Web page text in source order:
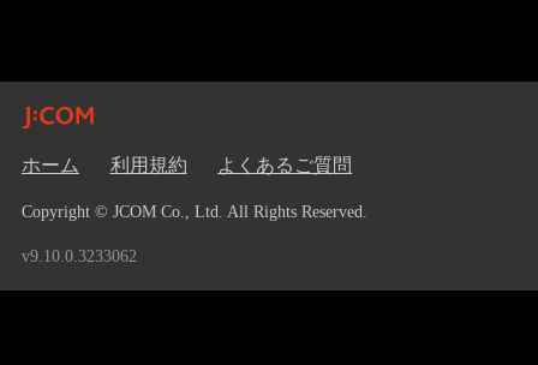
ホーム 利用規約 よくあるご質問
Copyright © JCOM Co., Ltd. All Rights Reserved.
v9.10.0.3233062